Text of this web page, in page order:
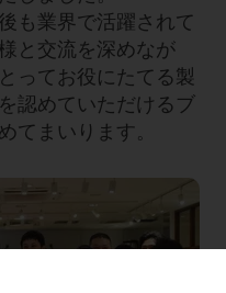
も業界で活躍されて
と交流を深めなが
ってお役にたてる製
認めていただけるブ
てまいります。